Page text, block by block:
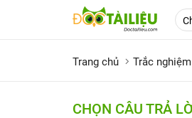
Trang chủ Trắc
CHỌN CÂU TRẢ